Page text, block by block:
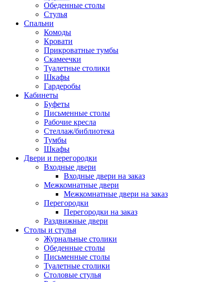
Обеденные столы
Стулья
Спальни
Комоды
Кровати
Прикроватные тумбы
Скамеечки
Туалетные столики
Шкафы
Гардеробы
Кабинеты
Буфеты
Письменные столы
Рабочие кресла
Стеллаж/библиотека
Тумбы
Шкафы
Двери и перегородки
Входные двери
Входные двери на заказ
Межкомнатные двери
Межкомнатные двери на заказ
Перегородки
Перегородки на заказ
Раздвижные двери
Столы и стулья
Журнальные столики
Обеденные столы
Письменные столы
Туалетные столики
Столовые стулья